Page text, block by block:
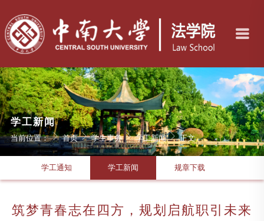
学工新闻
当前位置： 首页 学生事务 学工新闻 正文
学工通知 学工新闻 规章下载
筑梦青春志在四方，规划启航职引未来